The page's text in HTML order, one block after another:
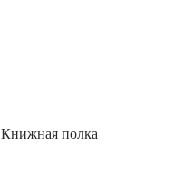
Книжная полка